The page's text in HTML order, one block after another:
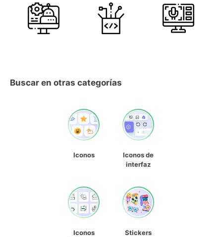
Buscar en otras categorías
Iconos
Iconos de
interfaz
Iconos
Stickers